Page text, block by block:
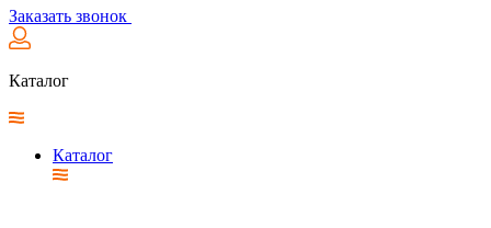
Заказать звонок
Каталог
Каталог